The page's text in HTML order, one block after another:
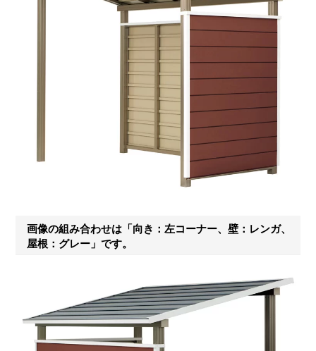
画像の組み合わせは「向き：左コーナー、壁：レンガ、
屋根：グレー」です。